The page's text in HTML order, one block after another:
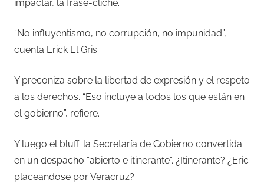
impactar, la frase-cliché.
“No influyentismo, no corrupción, no impunidad”,
cuenta Erick El Gris.
Y preconiza sobre la libertad de expresión y el respeto
a los derechos. “Eso incluye a todos los que están en
el gobierno”, refiere.
Y luego el bluff: la Secretaría de Gobierno convertida
en un despacho “abierto e itinerante”. ¿Itinerante? ¿Eric
placeandose por Veracruz?